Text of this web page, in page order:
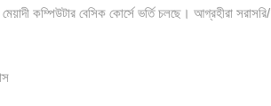
কম্পিউটার বেসিক কোর্সে ভর্তি চলছে। আগ্রহীরা সরাসরি/